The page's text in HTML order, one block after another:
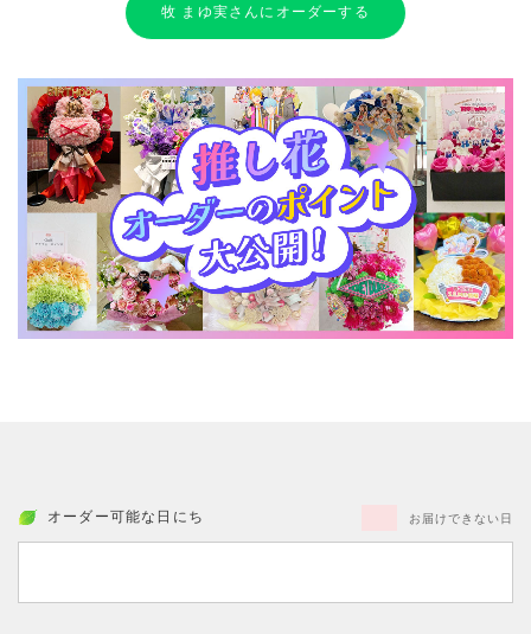
牧 まゆ実さんにオーダーする
オーダー可能な日にち お届けできない日